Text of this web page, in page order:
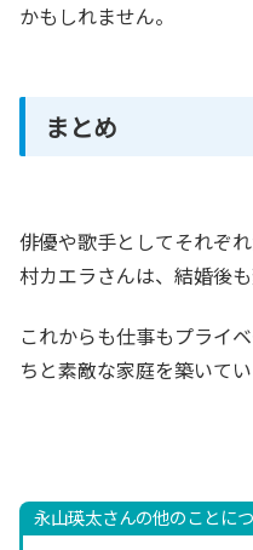
かもしれません。
まとめ
俳優や歌手としてそれぞ
村カエラさんは、結婚後
これからも仕事もプライ
ちと素敵な家庭を築いて
永山瑛太さんの他のことに